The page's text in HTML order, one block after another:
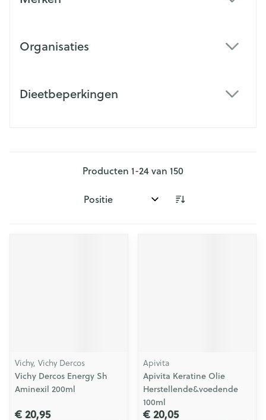
Organisaties
Dieetbeperkingen
Producten 1-24van 150
Sorteer op:
Vichy, Vichy Dercos
Vichy Dercos Energy Sh
Aminexil 200ml
€ 20,95
Apivita
Apivita Keratine Olie
Herstellende&voedende
100ml
€ 20,05